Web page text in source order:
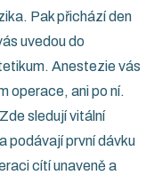
Pak přichází den
uvedou do
Anestezie vás
operace, ani po ní.
sledují vitální
podávají první dávku
cítí unaveně a